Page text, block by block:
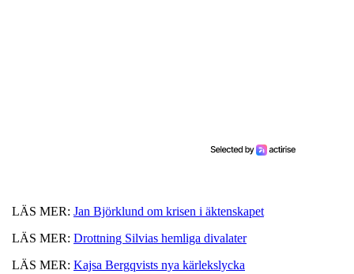
LÄS MER: Jan Björklund om krisen i äktenskapet
LÄS MER: Drottning Silvias hemliga divalater
LÄS MER: Kajsa Bergqvists nya kärlekslycka